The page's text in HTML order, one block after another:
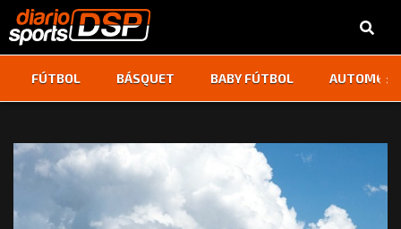
FÚTBOL BÁSQUET BABY FÚTBOL ‹ ›